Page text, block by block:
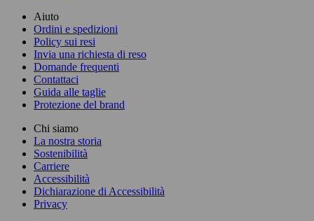
Aiuto
Ordini e spedizioni
Policy sui resi
Invia una richiesta di reso
Domande frequenti
Contattaci
Guida alle taglie
Protezione del brand
Chi siamo
La nostra storia
Sostenibilità
Carriere
Accessibilità
Dichiarazione di Accessibilità
Privacy